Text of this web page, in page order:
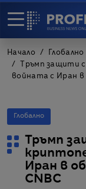
Начало
Глобално
Тръмп защити
войната с Иран
Глобално
Тръмп
Иран в
CNBC